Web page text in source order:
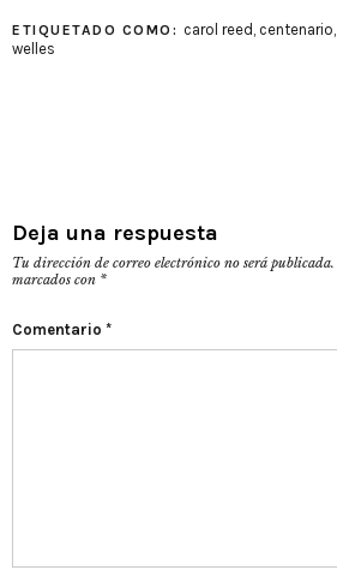
ETIQUETADO COMO: carol reed , centenario,
welles
Deja una respuesta
Tu dirección de correo electrónico no será publicada.
marcados con *
Comentario *